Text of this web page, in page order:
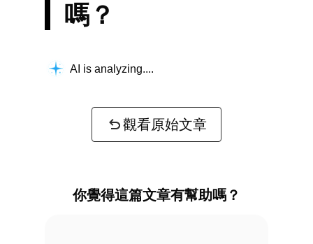
嗎？
AI is analyzing...
觀看原始文章
你覺得這篇文章有幫助嗎？